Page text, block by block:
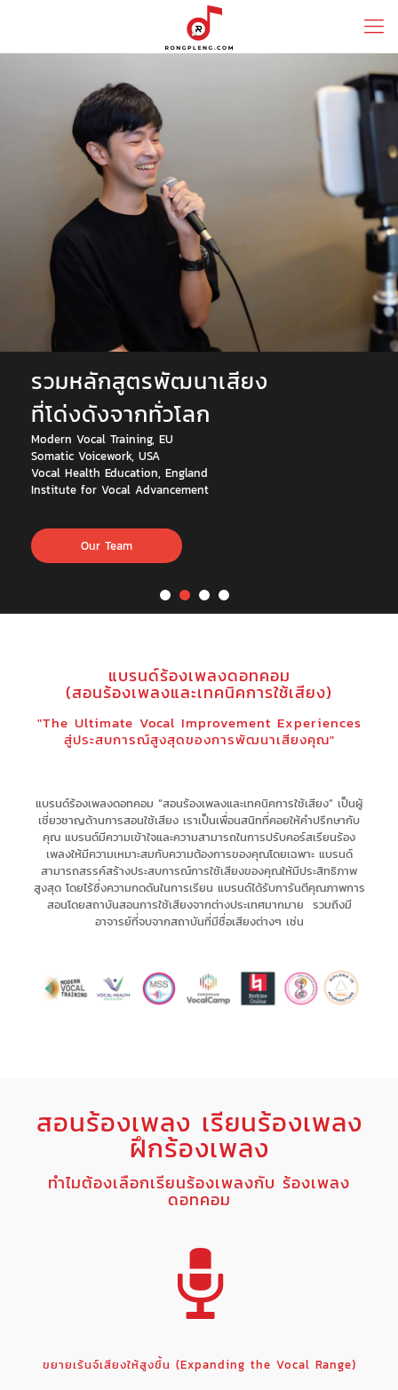
รวมหลักสูตรพัฒนาเสียง
ที่โด่งดังจากทั่วโลก
Modern Vocal Training, EU
Somatic Voicework, USA
Vocal Health Education, England
Institute for Vocal Advancement
Our Team
แบรนด์ร้องเพลงดอทคอม
(สอนร้องเพลงและเทคนิคการใช้เสียง)
"The Ultimate Vocal Improvement Experiences
สู่ประสบการณ์สูงสุดของการพัฒนาเสียงคุณ"
แบรนด์ร้องเพลงดอทคอม “สอนร้องเพลงและเทคนิคการใช้เสียง” เป็นผู้
เชี่ยวชาญด้านการสอนใช้เสียง เราเป็นเพื่อนสนิทที่คอยให้คำปรึกษากับ
คุณ แบรนด์มีความเข้าใจและความสามารถในการปรับคอร์สเรียนร้อง
เพลงให้มีความเหมาะสมกับความต้องการของคุณโดยเฉพาะ แบรนด์
สามารถสรรค์สร้างประสบการณ์การใช้เสียงของคุณให้มีประสิทธิภาพ
สูงสุด โดยไร้ซึ่งความกดดันในการเรียน แบรนด์ได้รับการันตีคุณภาพการ
สอนโดยสถาบันสอนการใช้เสียงจากต่างประเทศมากมาย รวมถึงมี
อาจารย์ที่จบจากสถาบันที่มีชื่อเสียงต่างๆ เช่น
สอนร้องเพลง เรียนร้องเพลง
ฝึกร้องเพลง
ทำไมต้องเลือกเรียนร้องเพลงกับ ร้องเพลง
ดอทคอม
ขยายเร้นจ์เสียงให้สูงขึ้น (Expanding the Vocal Range)